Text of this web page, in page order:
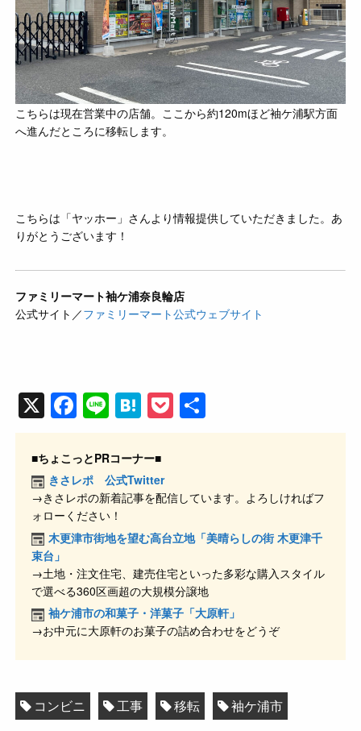
こちらは現在営業中の店舗。ここから約120mほど袖ケ浦駅方面
へ進んだところに移転します。
こちらは「ヤッホー」さんより情報提供していただきました。あ
りがとうございます！
ファミリーマート袖ケ浦奈良輪店
公式サイト／ファミリーマート公式ウェブサイト
X F
a
c
e
b
o
o
k
Li
n
e
H
at
e
n
a
P
o 有
■ちょこっとPRコーナー■
きさレポ 公式Twitter
→きさレポの新着記事を配信しています。よろしければフ
ォローください！
木更津市街地を望む高台立地「美晴らしの街 木更津千
束台」
→土地・注文住宅、建売住宅といった多彩な購入スタイル
で選べる360区画超の大規模分譲地
袖ケ浦市の和菓子・洋菓子「大原軒」
→お中元に大原軒のお菓子の詰め合わせをどうぞ
コンビニ 工事 移転 袖ケ浦市